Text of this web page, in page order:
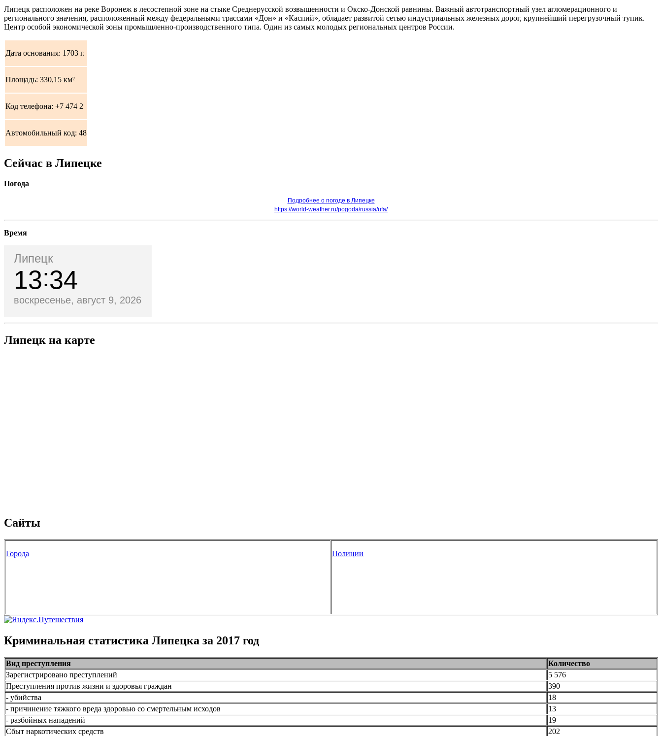
Липецк расположен на реке Воронеж в лесостепной зоне на стыке Среднерусской возвышенности и Окско-Донской равнины. Важный автотранспортный узел агломерационного и
регионального значения, расположенный между федеральными трассами «Дон» и «Каспий», обладает развитой сетью индустриальных железных дорог, крупнейший перегрузочный тупик.
Центр особой экономической зоны промышленно-производственного типа. Один из самых молодых региональных центров России.
Дата основания: 1703 г.
Площадь: 330,15 км²
Код телефона: +7 474 2
Автомобильный код: 48
Сейчас в Липецке
Погода
Подробнее о погоде в Липецке
https://world-weather.ru/pogoda/russia/ufa/
Время
Липецк
13 34
воскресенье, август 9, 2026
Липецк на карте
Сайты
Города Полиции
Криминальная статистика Липецка за 2017 год
Вид преступления
Количество
Зарегистрировано преступлений
5 576
Преступления против жизни и здоровья граждан
390
- убийства
18
- причинение тяжкого вреда здоровью со смертельным исходов
13
- разбойных нападений
19
Сбыт наркотических средств
202